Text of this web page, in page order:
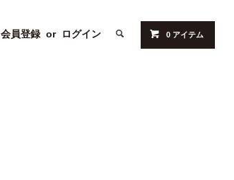
会員登録 or ログイン 0 アイテム